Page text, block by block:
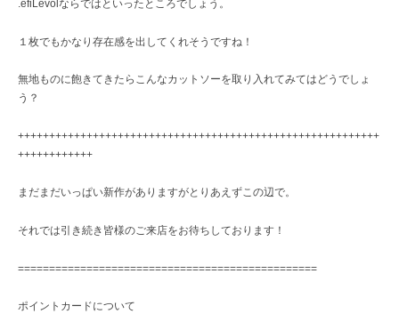
.efiLevolならではといったところでしょう。
１枚でもかなり存在感を出してくれそうですね！
無地ものに飽きてきたらこんなカットソーを取り入れてみてはどうでしょ
う？
++++++++++++++++++++++++++++++++++++++++++++++++++++++++++
++++++++++++
まだまだいっぱい新作がありますがとりあえずこの辺で。
それでは引き続き皆様のご来店をお待ちしております！
================================================
ポイントカードについて